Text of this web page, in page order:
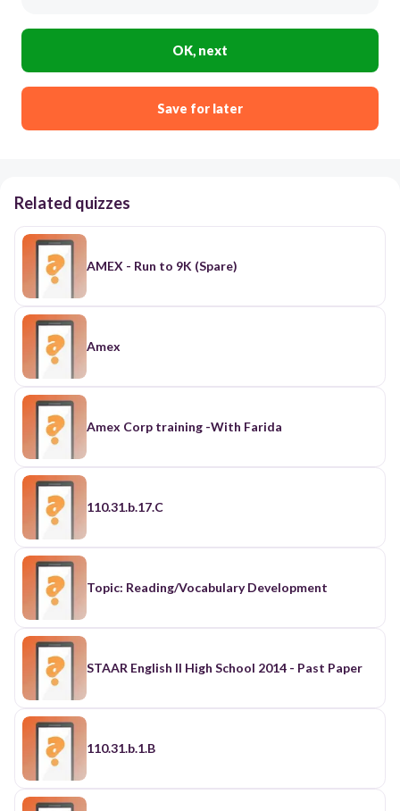
OK, next
Save for later
Related quizzes
AMEX - Run to 9K (Spare)
Amex
Amex Corp training -With Farida
110.31.b.17.C
Topic: Reading/Vocabulary Development
STAAR English II High School 2014 - Past Paper
110.31.b.1.B